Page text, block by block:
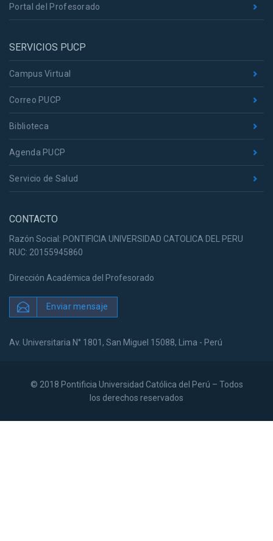
Portal del Profesorado
SERVICIOS PUCP
Campus Virtual
Correo PUCP
Biblioteca
Agenda PUCP
Servicio de Salud
CONTACTO
Razón Social: PONTIFICIA UNIVERSIDAD CATOLICA DEL PERU
RUC: 20155945860
Dirección Académica del Profesorado
Enviar mensaje
Av. Universitaria N° 1801, San Miguel 15088, Lima - Perú
© 2018 Pontificia Universidad Católica del Perú – Todos
los derechos reservados